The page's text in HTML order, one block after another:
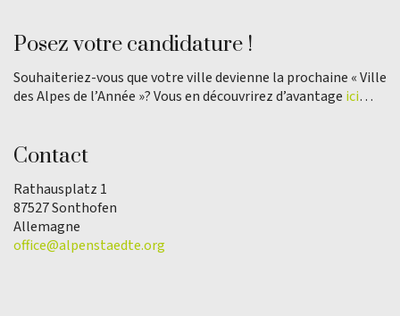
Posez votre candidature !
Souhaiteriez-vous que votre ville devienne la prochaine « Ville
des Alpes de l’Année »? Vous en découvrirez d’avantage ici…
Contact
Rathausplatz 1
87527 Sonthofen
Allemagne
office@alpenstaedte.org